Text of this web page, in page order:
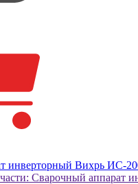
инверторный Вихрь ИС-
Сварочный аппарат